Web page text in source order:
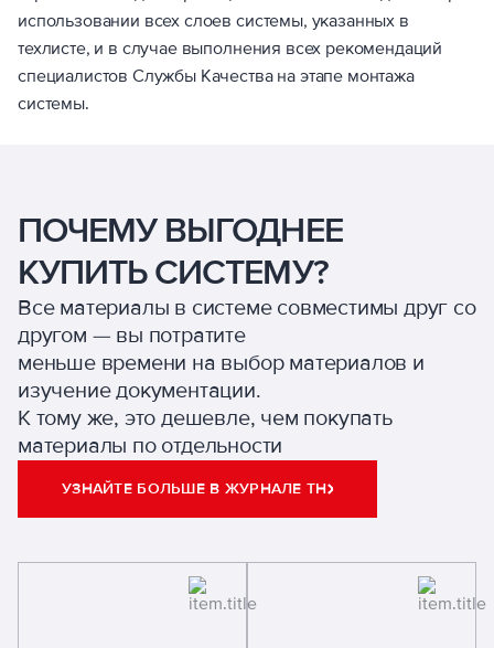
использовании всех слоев системы, указанных в
техлисте, и в случае выполнения всех рекомендаций
специалистов Службы Качества на этапе монтажа
системы.
ПОЧЕМУ ВЫГОДНЕЕ
КУПИТЬ СИСТЕМУ?
Все материалы в системе совместимы друг со
другом — вы потратите
меньше времени на выбор материалов и
изучение документации.
К тому же, это дешевле, чем покупать
материалы по отдельности
УЗНАЙТЕ БОЛЬШЕ В ЖУРНАЛЕ ТН